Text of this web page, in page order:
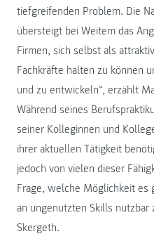
tiefgreifenden Problem. Die
übersteigt bei Weitem das
Firmen, sich selbst als
Fachkräfte halten zu können
und zu entwickeln“, erzählt
Während seines
seiner Kolleginnen und
ihrer aktuellen Tätigkeit
jedoch von vielen dieser
Frage, welche Möglichkeit es
an ungenutzten Skills nutzbar
Skergeth.